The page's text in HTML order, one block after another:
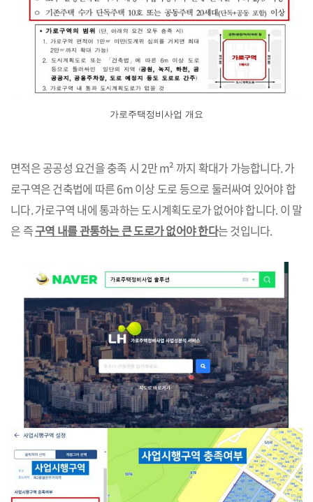
가로주택정비사업 개요
면적은 공공성 요건을 충족 시 2만 m² 까지 확대가 가능합니다. 가
로구역은 건축법에 따른 6m 이상 도로 등으로 둘러싸여 있어야 합
니다. 가로구역 내에 통과하는 도시계획도로가 없어야 합니다. 이 말
은 즉구역 내를 관통하는 큰 도로가 없어야 한다는 것입니다.